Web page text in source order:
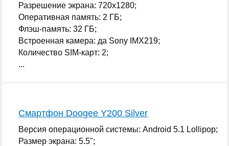
Разрешение экрана: 720x1280;
Оперативная память: 2 ГБ;
Флэш-память: 32 ГБ;
Встроенная камера: да Sony IMX219;
Количество SIM-карт: 2;
...
Смартфон Doogee Y200 Silver
Версия операционной системы: Android 5.1 Lollipop;
Размер экрана: 5.5";